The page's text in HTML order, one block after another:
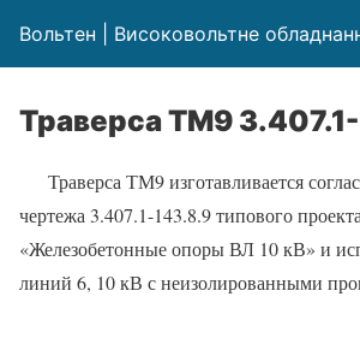
Вольтен | Високовольтне
Траверса ТМ9
Траверса ТМ9 изготавливается
чертежа 3.407.1-143.8.9 типового
«Железобетонные опоры ВЛ 10 кВ» и
линий 6, 10 кВ с неизолированными